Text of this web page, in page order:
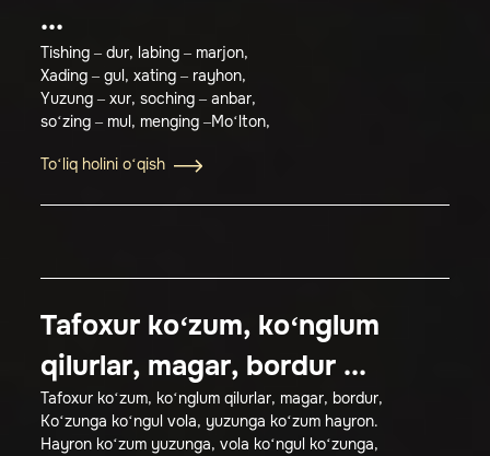
...
Tishing – dur, labing – marjon,
Xading – gul, xating – rayhon,
Yuzung – xur, soching – anbar,
so‘zing – mul, menging –Mo‘lton,
To‘liq holini o‘qish
Tafoxur ko‘zum, ko‘nglum
qilurlar, magar, bordur ...
Tafoxur ko‘zum, ko‘nglum qilurlar, magar, bordur,
Ko‘zunga ko‘ngul vola, yuzunga ko‘zum hayron.
Hayron ko‘zum yuzunga, vola ko‘ngul ko‘zunga,